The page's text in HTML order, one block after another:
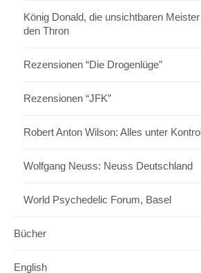
König Donald, die unsichtbaren
den Thron
Rezensionen “Die Drogenlüge”
Rezensionen “JFK”
Robert Anton Wilson: Alles unter
Wolfgang Neuss: Neuss Deutschland
World Psychedelic Forum, Basel
Bücher
English